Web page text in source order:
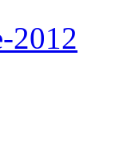
2012